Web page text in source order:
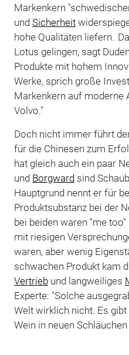
Markenkern
und Sicherheit
hohe Qualitäten liefern.
Lotus gelingen, sagt
Produkte mit hohem
Werke, sprich große
Markenkern auf moderne
Volvo."
Doch nicht immer führt
für die Chinesen zum
hat gleich auch ein paar
und Borgwardsind
Hauptgrund nennt er für
Produktsubstanz bei der
bei beiden waren "me
mit riesigen
waren, aber wenig
schwachen Produkt kam
Vertriebund langweiliges
Experte: "Solche
Welt wirklich nicht. Es
Wein in neuen